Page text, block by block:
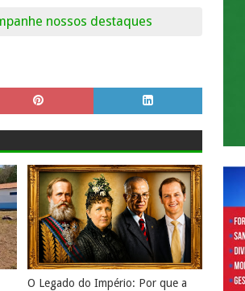
nossos destaques
O Legado do Império: Por que a